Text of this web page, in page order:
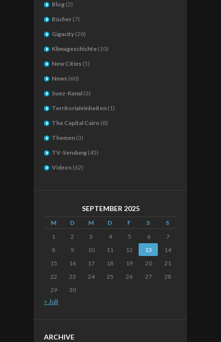
Blog (2)
Bücher (7)
Gigacity (20)
Klimageschichte (10)
New Cities (5)
News (60)
Suez-Kanal (3)
Territorialeinheiten (1)
The Capital Cairo (8)
Themen (3)
TV-Sendung (45)
Videos (62)
SEPTEMBER 2025
M D M D F S
S
1
2 3 4 5 6
7
8
9 10 11 12 13
14
15
16 17 18 19 20
21
22
23 24 25 26 27
28
29
30
« Juli
ARCHIVE